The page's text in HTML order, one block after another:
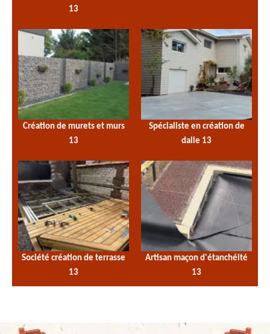
13
Création de murets et murs
13
Spécialiste en création de
dalle 13
Société création de terrasse
13
Artisan maçon d'étanchéité
13